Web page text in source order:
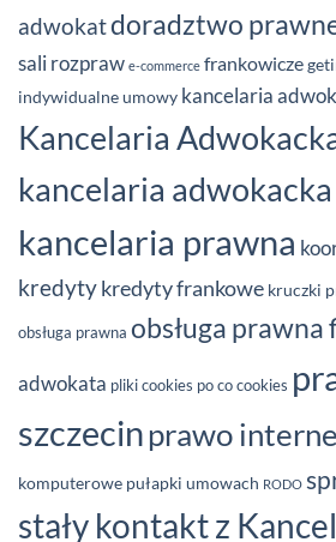
adwokatdoradztwo
sali rozpraw e-commerce frankowicze
indywidualne umowy kancelaria
Kancelaria
kancelaria
kancelaria prawna
kredytykredyty frankowe kruczki
obsługa prawna obsługa prawna
adwokata pliki cookies po co cookies
szczecin prawo
komputerowe pułapki umowach RODO
stały kontakt z